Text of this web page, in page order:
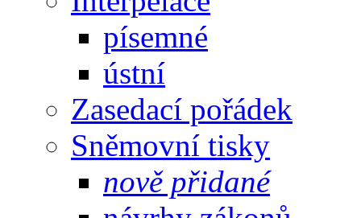
písemné
ústní
Zasedací pořádek
Sněmovní tisky
nově přidané